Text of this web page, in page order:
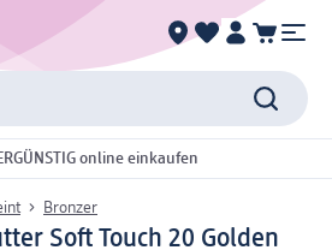
online einkaufen
Bronzer
Soft Touch 20 Golden